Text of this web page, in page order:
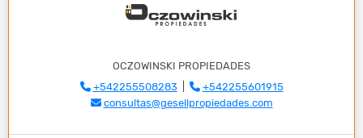
OCZOWINSKI PROPIEDADES
+542255508283|
+542255601915
consultas@gesellpropiedades.com